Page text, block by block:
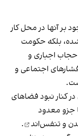
بر آنها در محل کار
بلکه حکومت
اجباری و
اجتماعی و
کنار نبود فضاهای
جزو معدود
و تنفس‌اند
.